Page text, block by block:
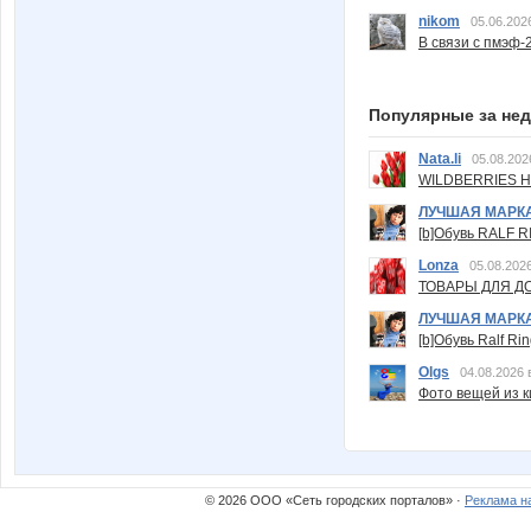
nikom
В связи с пмэф-
Популярные за
Nata.li
ЛУЧШАЯ
[b]Обувь RALF
Lonza
ТОВАРЫ ДЛЯ
ЛУЧШАЯ
[b]Обувь Ralf
Olgs
04.08.2026
Фото вещей из
© 2026 ООО «Сеть городских порталов» · Реклама